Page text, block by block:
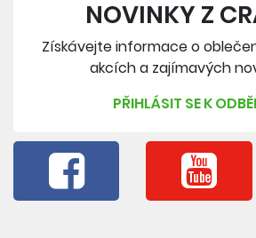
NOVINKY Z
Získávejte informace o
akcích a zajímavých
PŘIHLÁSIT SE K